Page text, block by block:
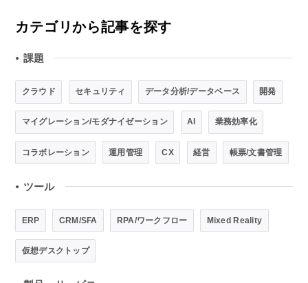
カテゴリから記事を探す
● 課題
クラウド セキュリティ データ分析/データベース 開発
マイグレーション/モダナイゼーション AI 業務効率化
コラボレーション 運用管理 CX 経営 帳票/文書管理
● ツール
ERP CRM/SFA RPA/ワークフロー Mixed Reality
仮想デスクトップ